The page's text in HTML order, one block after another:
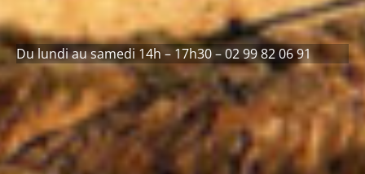
Du lundi au samedi 14h – 17h30 – 02 99 82 06 91